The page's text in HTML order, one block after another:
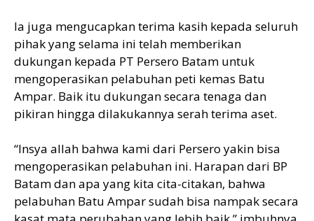
Ia juga mengucapkan terima kasih kepada seluruh
pihak yang selama ini telah memberikan
dukungan kepada PT Persero Batam untuk
mengoperasikan pelabuhan peti kemas Batu
Ampar. Baik itu dukungan secara tenaga dan
pikiran hingga dilakukannya serah terima aset.
“Insya allah bahwa kami dari Persero yakin bisa
mengoperasikan pelabuhan ini. Harapan dari BP
Batam dan apa yang kita cita-citakan, bahwa
pelabuhan Batu Ampar sudah bisa nampak secara